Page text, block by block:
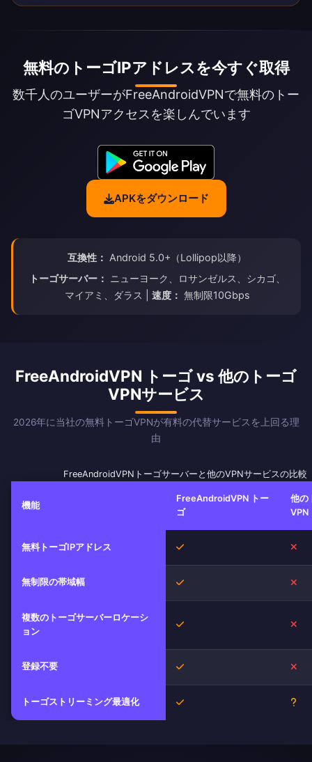
無料のトーゴIPアドレスを今すぐ取得
数千人のユーザーがFreeAndroidVPNで無料のトー
ゴVPNアクセスを楽しんでいます
APKをダウンロード
互換性： Android 5.0+（Lollipop以降）
トーゴサーバー：
ニューヨーク、ロサンゼルス、シカゴ、
マイアミ、ダラス | 速度： 無制限10Gbps
FreeAndroidVPN トーゴ vs 他のトーゴ
VPNサービス
2026年に当社の無料トーゴVPNが有料の代替サービスを上回る理
由
FreeAndroidVPNトーゴサーバーと他のVPNサービスの比較
機能
FreeAndroidVPN トー
ゴ
他の
VPN
無料トーゴIPアドレス はい
無制限の帯域幅 はい
複数のトーゴサーバーロケーシ
ョン
はい
登録不要 はい
トーゴストリーミング最適化 はい